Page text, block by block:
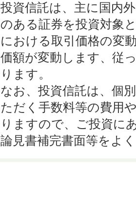
投資信託は、主に国内
のある証券を投資対象
における取引価格の変
価額が変動します、従
ります。
なお、投資信託は、個
ただく手数料等の費用
りますので、ご投資に
論見書補完書面等をよ